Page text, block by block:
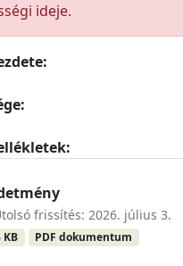
ideje.
frissítés: 2026. július 3.
KB PDF dokumentum